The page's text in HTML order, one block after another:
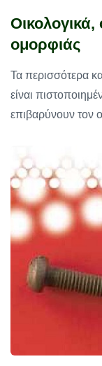
ομορφιάς
Τα περισσότερα
είναι
επιβαρύνουν τον